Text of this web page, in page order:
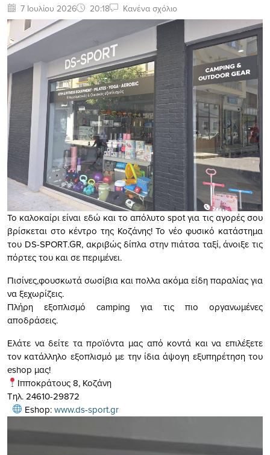
7 Ιουλίου 2026 20:18 Κανένα σχόλιο
Το καλοκαίρι είναι εδώ και το απόλυτο spot για τις αγορές σου
βρίσκεται στο κέντρο της Κοζάνης! Το νέο φυσικό κατάστημα
του DS-SPORT.GR, ακριβώς δίπλα στην πιάτσα ταξί, άνοιξε τις
πόρτες του και σε περιμένει.
Πισίνες,φουσκωτά σωσίβια και πολλα ακόμα είδη παραλίας για
να ξεχωρίζεις.
Πλήρη εξοπλισμό camping για τις πιο οργανωμένες
αποδράσεις.
Ελάτε να δείτε τα προϊόντα μας από κοντά και να επιλέξετε
τον κατάλληλο εξοπλισμό με την ίδια άψογη εξυπηρέτηση του
eshop μας!
Ιπποκράτους 8, Κοζάνη
Τηλ. 24610-29872
Eshop:www.ds-sport.gr